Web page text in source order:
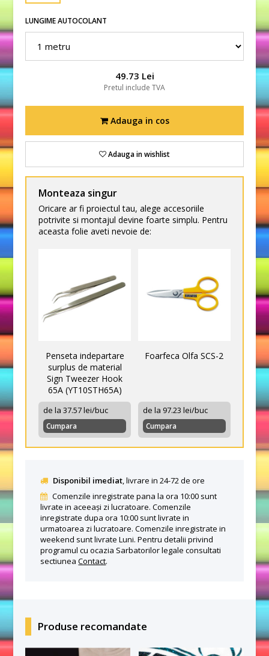
LUNGIME AUTOCOLANT
49.73 Lei
Pretul include TVA
Adauga in cos
Adauga in wishlist
Monteaza singur
Oricare ar fi proiectul tau, alege accesoriile
potrivite si montajul devine foarte simplu. Pentru
aceasta folie aveti nevoie de:
Penseta indepartare
surplus de material
Sign Tweezer Hook
65A (YT10STH65A)
de la 37.57 lei/buc
Cumpara
Foarfeca Olfa SCS-2
de la 97.23 lei/buc
Cumpara
Disponibil imediat, livrare in 24-72 de ore
Comenzile inregistrate pana la ora 10:00 sunt
livrate in aceeași zi lucratoare. Comenzile
inregistrate dupa ora 10:00 sunt livrate in
urmatoarea zi lucratoare. Comenzile inregistrate in
weekend sunt livrate Luni. Pentru detalii privind
programul cu ocazia Sarbatorilor legale consultati
sectiuneaContact.
Produse recomandate